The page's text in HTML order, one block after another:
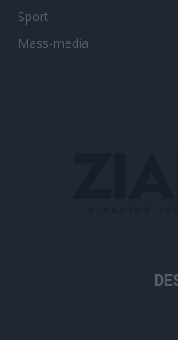
Sport
Mass-media